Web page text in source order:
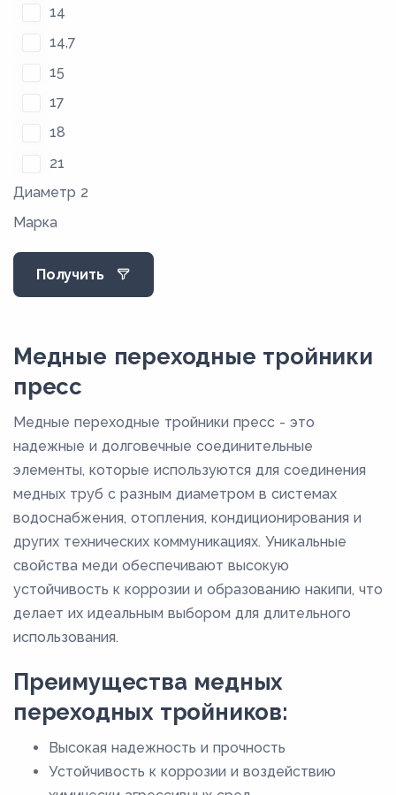
14
14,7
15
17
18
21
22
25
27,4
28
53,6
54
64
70
76,1
8
80
88,9
Диаметр 2
Марка
Получить
Медные переходные тройники
пресс
Медные переходные тройники пресс - это
надежные и долговечные соединительные
элементы, которые используются для соединения
медных труб с разным диаметром в системах
водоснабжения, отопления, кондиционирования и
других технических коммуникациях. Уникальные
свойства меди обеспечивают высокую
устойчивость к коррозии и образованию накипи, что
делает их идеальным выбором для длительного
использования.
Преимущества медных
переходных тройников:
Высокая надежность и прочность
Устойчивость к коррозии и воздействию